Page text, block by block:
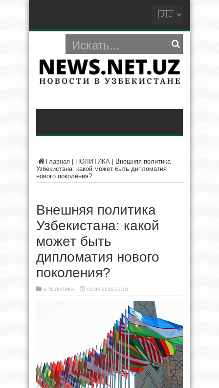
Главная ПОЛИТИКА
Внешняя политика
Узбекистана: какой может быть дипломатия
нового поколения?
Внешняя политика
Узбекистана: какой
может быть
дипломатия нового
поколения?
в ПОЛИТИКА 01.06.2026 23:10